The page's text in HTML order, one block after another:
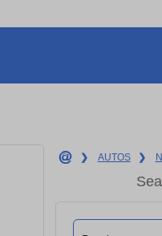
❯ AUTOS ❯